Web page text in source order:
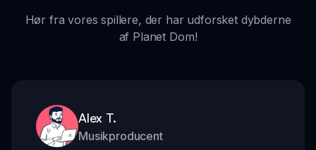
Hør fra vores spillere, der har udforsket dybderne
af Planet Dom!
Alex T.
Musikproducent